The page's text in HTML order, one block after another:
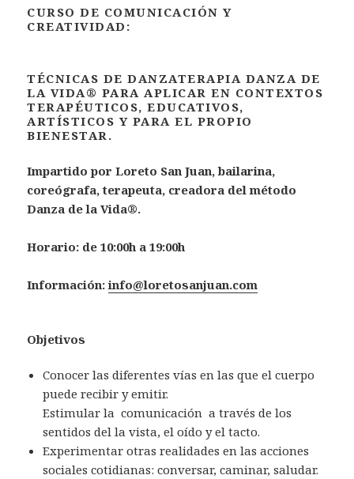
CURSO DE COMUNICACIÓN Y
CREATIVIDAD:
TÉCNICAS DE DANZATERAPIA DANZA DE
LA VIDA® PARA APLICAR EN CONTEXTOS
TERAPÉUTICOS, EDUCATIVOS,
ARTÍSTICOS Y PARA EL PROPIO
BIENESTAR.
Impartido por Loreto San Juan, bailarina,
coreógrafa, terapeuta, creadora del método
Danza de la Vida®.
Horario: de 10:00h a 19:00h
Información:info@loretosanjuan.com
Objetivos
Conocer las diferentes vías en las que el cuerpo
puede recibir y emitir.
Estimular la comunicación a través de los
sentidos del la vista, el oído y el tacto.
Experimentar otras realidades en las acciones
sociales cotidianas: conversar, caminar, saludar.